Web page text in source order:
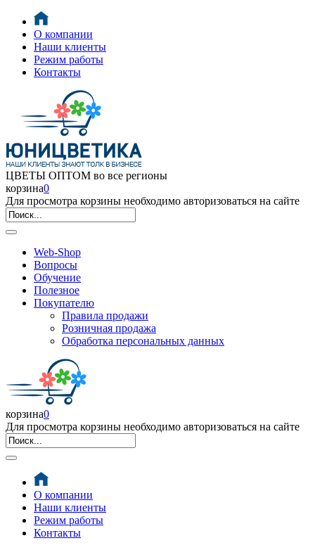
О компании
Наши клиенты
Режим работы
Контакты
ЦВЕТЫ ОПТОМ во все регионы
корзина0
Для просмотра корзины необходимо авторизоваться на сайте
Web-Shop
Вопросы
Обучение
Полезное
Покупателю
Правила продажи
Розничная продажа
Обработка персональных данных
корзина0
Для просмотра корзины необходимо авторизоваться на сайте
О компании
Наши клиенты
Режим работы
Контакты